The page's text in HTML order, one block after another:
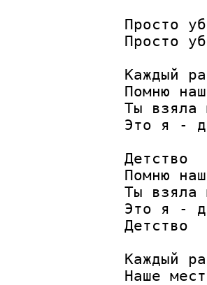
Просто
Просто
Каждый
Помню
Ты взяла
Это я -
Детство
Помню
Ты взяла
Это я -
Детство
Каждый
Наше